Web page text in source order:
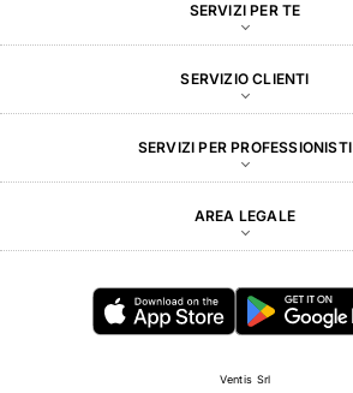
SERVIZI PER TE
SERVIZIO CLIENTI
SERVIZI PER PROFESSIONISTI
AREA LEGALE
Ventis Srl